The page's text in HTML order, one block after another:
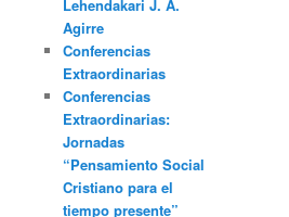
Lehendakari J. A.
Agirre
Conferencias
Extraordinarias
Conferencias
Extraordinarias:
Jornadas
“Pensamiento Social
Cristiano para el
tiempo presente”